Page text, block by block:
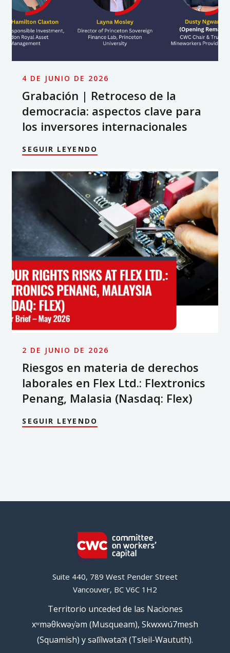
4 DE JUNIO DE 2026
Grabación | Retroceso de la
democracia: aspectos clave para
los inversores internacionales
SEGUIR LEYENDO
2 DE JUNIO DE 2026
Riesgos en materia de derechos
laborales en Flex Ltd.: Flextronics
Penang, Malasia (Nasdaq: Flex)
SEGUIR LEYENDO
Suite 440, 789 West Pender Street
Vancouver, BC V6C 1H2
Territorio unceded de las Naciones
xʷməθkwəy̓əm (Musqueam), Skwxwú7mesh
(Squamish) y səl̓ílwətaʔɬ (Tsleil-Waututh).